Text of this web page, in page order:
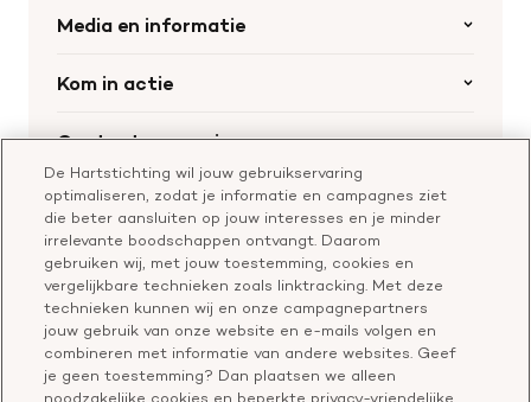
Organisatie
Werken bij de Hartstichting
Voor de pers
Voor de wetenschappers
Media en informatie
Nieuws
Aanmelden nieuwsbrief
Kom in actie
Word collectant
Nalaten aan de Hartstichting
Word partner
Leer reanimeren
Geef ter nagedachtenis
Start een actie
Contact en service
Contactgegevens
Bel of chat met een voorlichter
Vragen over donateurschap
Klachtenformulier
Check je gesprek
De Hartstichting wil jouw gebruikservaring
optimaliseren, zodat je informatie en campagnes ziet
die beter aansluiten op jouw interesses en je minder
irrelevante boodschappen ontvangt. Daarom
gebruiken wij, met jouw toestemming, cookies en
vergelijkbare technieken zoals linktracking. Met deze
technieken kunnen wij en onze campagnepartners
jouw gebruik van onze website en e-mails volgen en
combineren met informatie van andere websites. Geef
je geen toestemming? Dan plaatsen we alleen
noodzakelijke cookies en beperkte privacy-vriendelijke